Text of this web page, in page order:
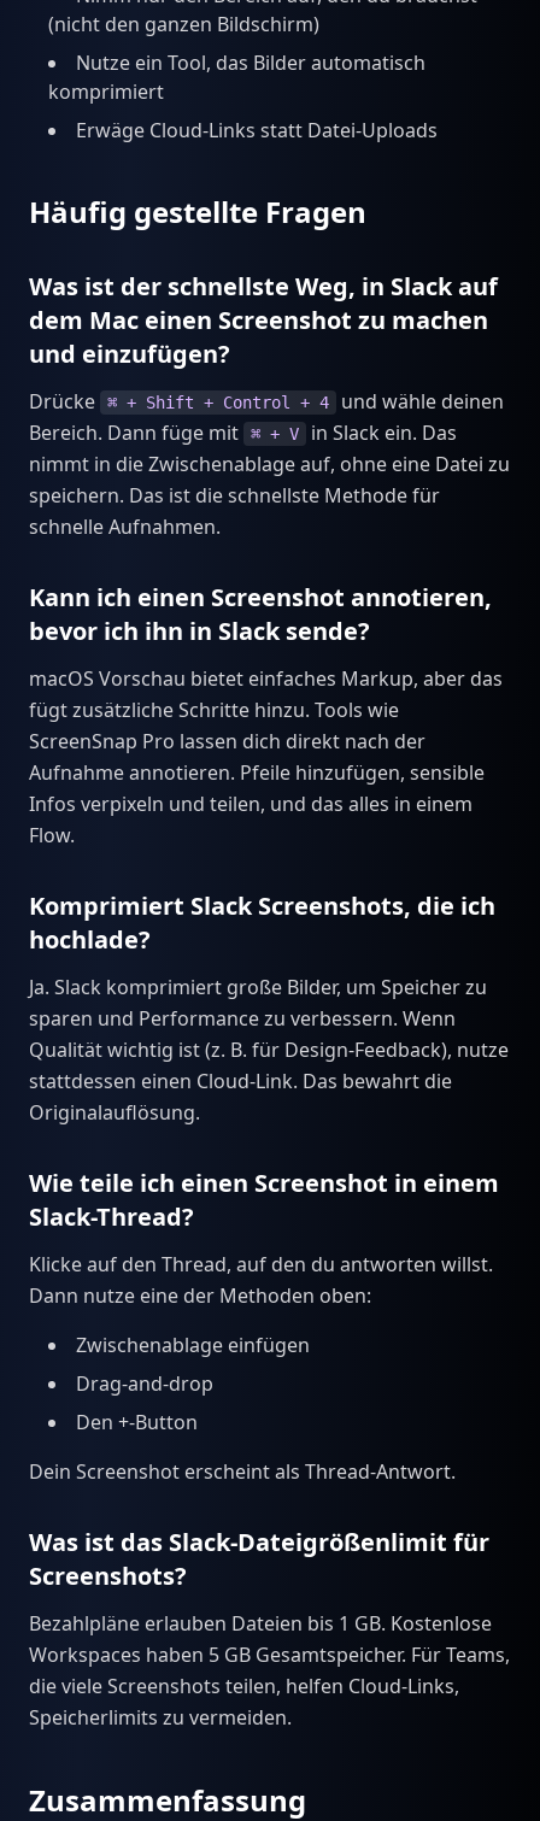
(nicht den ganzen Bildschirm)
Nutze ein Tool, das Bilder automatisch
komprimiert
Erwäge Cloud-Links statt Datei-Uploads
Häufig gestellte Fragen
Was ist der schnellste Weg, in Slack auf
dem Mac einen Screenshot zu machen
und einzufügen?
Drücke ⌘ + Shift + Control + 4
und wähle deinen
Bereich. Dann füge mit
⌘ + V
in Slack ein. Das
nimmt in die Zwischenablage auf, ohne eine Datei zu
speichern. Das ist die schnellste Methode für
schnelle Aufnahmen.
Kann ich einen Screenshot annotieren,
bevor ich ihn in Slack sende?
macOS Vorschau bietet einfaches Markup, aber das
fügt zusätzliche Schritte hinzu. Tools wie
ScreenSnap Pro lassen dich direkt nach der
Aufnahme annotieren. Pfeile hinzufügen, sensible
Infos verpixeln und teilen, und das alles in einem
Flow.
Komprimiert Slack Screenshots, die ich
hochlade?
Ja. Slack komprimiert große Bilder, um Speicher zu
sparen und Performance zu verbessern. Wenn
Qualität wichtig ist (z. B. für Design-Feedback), nutze
stattdessen einen Cloud-Link. Das bewahrt die
Originalauflösung.
Wie teile ich einen Screenshot in einem
Slack-Thread?
Klicke auf den Thread, auf den du antworten willst.
Dann nutze eine der Methoden oben:
Zwischenablage einfügen
Drag-and-drop
Den +-Button
Dein Screenshot erscheint als Thread-Antwort.
Was ist das Slack-Dateigrößenlimit für
Screenshots?
Bezahlpläne erlauben Dateien bis 1 GB. Kostenlose
Workspaces haben 5 GB Gesamtspeicher. Für Teams,
die viele Screenshots teilen, helfen Cloud-Links,
Speicherlimits zu vermeiden.
Zusammenfassung